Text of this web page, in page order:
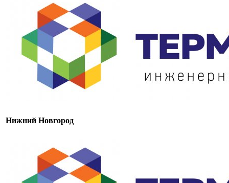
Нижний Новгород